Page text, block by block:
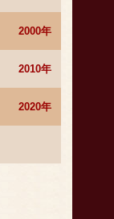
2000年
2010年
2020年